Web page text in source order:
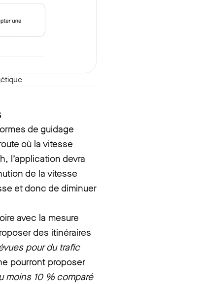
de guidage
où la vitesse
l’application devra
de la vitesse
et donc de diminuer
avec la mesure
des itinéraires
pour du trafic
pourront proposer
moins 10 % comparé